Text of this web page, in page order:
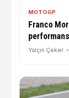
MOTOGP
Franco
Yalçın Çeker